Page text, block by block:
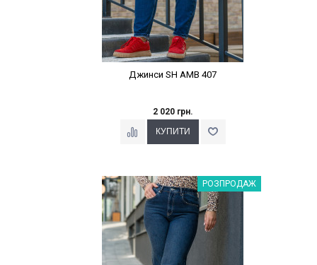
Джинси SH AMB 407
2 020 грн.
Наклейки Варіант з %РОЗПРОДАЖ